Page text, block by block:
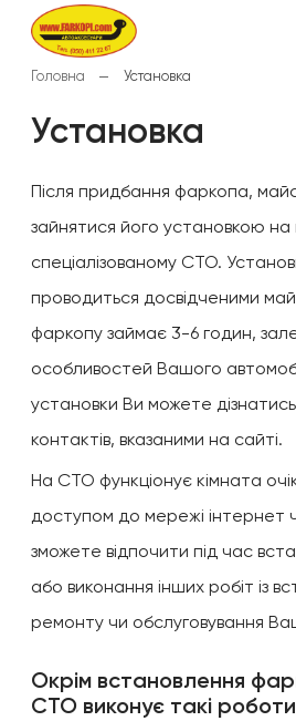
Головна Установка
Установка
Після придбання фаркопа,
зайнятися його установкою
спеціалізованому СТО.
проводиться досвідченими
фаркопу займає 3-6 годин,
особливостей Вашого
установки Ви можете дізнатись
контактів, вказаними на сайті.
На СТО функціонує кімната
доступом до мережі інтернет
зможете відпочити під час
або виконання інших робіт із
ремонту чи обслуговування
Окрім встановлення
СТО виконує такі